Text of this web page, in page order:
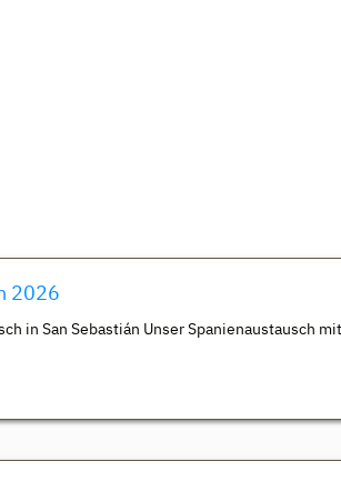
2026
in San Sebastián Unser Spanienaustausch mit